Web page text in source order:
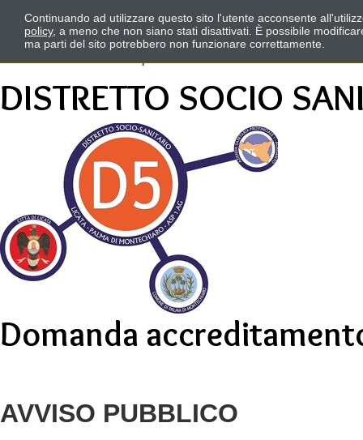
DISTRETTO SOCIO
Domanda
AVVISO PUBBLICO
Continuando ad utilizzare questo sito l'utente acconsente
policy, a meno che non siano stati disattivati. È possibile
ma parti del sito potrebbero non funzionare correttamente.